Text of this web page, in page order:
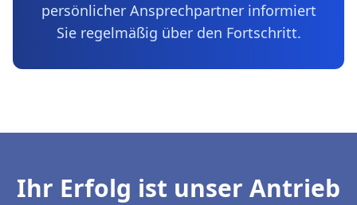
persönlicher Ansprechpartner informiert
Sie regelmäßig über den Fortschritt.
Ihr Erfolg ist unser Antrieb